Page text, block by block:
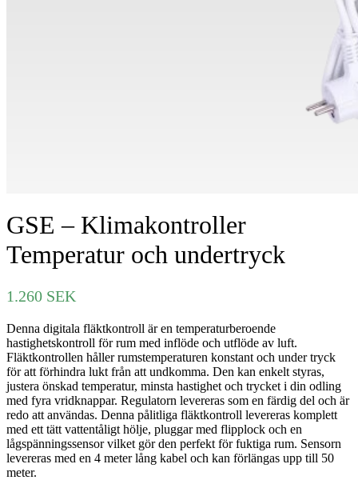
GSE – Klimakontroller
Temperatur och undertryck
1.260 SEK
Denna digitala fläktkontroll är en temperaturberoende
hastighetskontroll för rum med inflöde och utflöde av luft.
Fläktkontrollen håller rumstemperaturen konstant och under tryck
för att förhindra lukt från att undkomma. Den kan enkelt styras,
justera önskad temperatur, minsta hastighet och trycket i din odling
med fyra vridknappar. Regulatorn levereras som en färdig del och är
redo att användas. Denna pålitliga fläktkontroll levereras komplett
med ett tätt vattentåligt hölje, pluggar med flipplock och en
lågspänningssensor vilket gör den perfekt för fuktiga rum. Sensorn
levereras med en 4 meter lång kabel och kan förlängas upp till 50
meter.